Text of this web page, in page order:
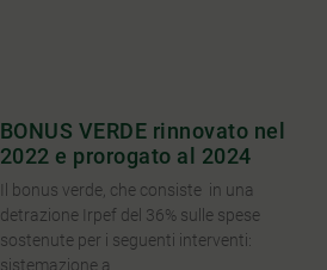
BONUS VERDE rinnovato nel
2022 e prorogato al 2024
Il bonus verde, che consiste in una
detrazione Irpef del 36% sulle spese
sostenute per i seguenti interventi:
sistemazione a